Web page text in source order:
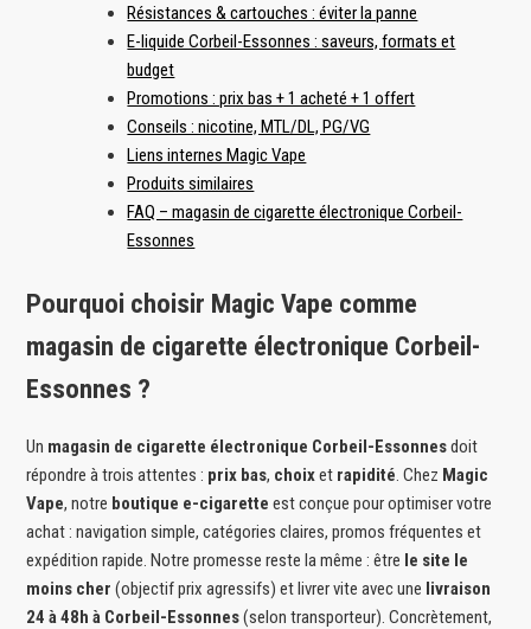
Résistances & cartouches : éviter la panne
E-liquide Corbeil-Essonnes : saveurs, formats et
budget
Promotions : prix bas + 1 acheté + 1 offert
Conseils : nicotine, MTL/DL, PG/VG
Liens internes Magic Vape
Produits similaires
FAQ – magasin de cigarette électronique Corbeil-
Essonnes
Pourquoi choisir Magic Vape comme
magasin de cigarette électronique Corbeil-
Essonnes ?
Un magasin de cigarette électronique Corbeil-Essonnesdoit
répondre à trois attentes : prix bas, choixet rapidité. Chez Magic
Vape, notre boutique e-cigarette est conçue pour optimiser votre
achat : navigation simple, catégories claires, promos fréquentes et
expédition rapide. Notre promesse reste la même : être le site le
moins cher (objectif prix agressifs) et livrer vite avec une livraison
24 à 48h à Corbeil-Essonnes(selon transporteur). Concrètement,